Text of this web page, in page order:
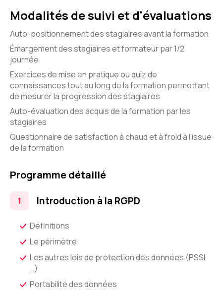
Modalités de suivi et d'évaluations
Auto-positionnement des stagiaires avant la formation
Émargement des stagiaires et formateur par 1/2
journée
Exercices de mise en pratique ou quiz de
connaissances tout au long de la formation permettant
de mesurer la progression des stagiaires
Auto-évaluation des acquis de la formation par les
stagiaires
Questionnaire de satisfaction à chaud et à froid à l’issue
de la formation
Programme détaillé
Introduction à la RGPD
Définitions
Le périmètre
Les autres lois de protection des données (PSSI,
…)
Portabilité des données